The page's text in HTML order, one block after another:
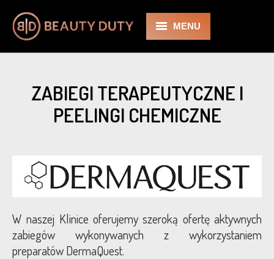
MENU
O nas
Zabiegi
Medycyna Estetyczna
Cennik
Promocje
ZABIEGI TERAPEUTYCZNE I
PEELINGI CHEMICZNE
W naszej Klinice oferujemy szeroką ofertę aktywnych
zabiegów wykonywanych z wykorzystaniem
preparatów DermaQuest.